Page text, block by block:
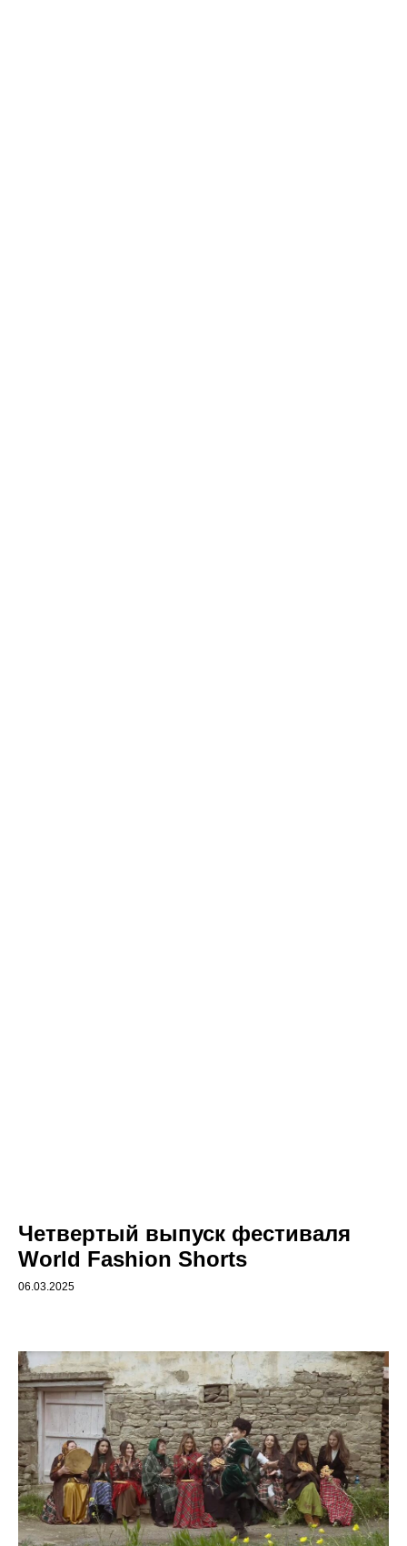
Четвертый выпуск фестиваля
World Fashion Shorts
06.03.2025